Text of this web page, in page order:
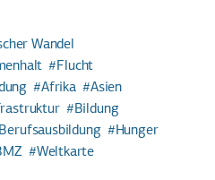
Wandel
Flucht
Afrika
Asien
Bildung
Berufsausbildung
Hunger
Weltkarte